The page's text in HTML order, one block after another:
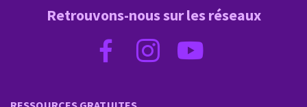
Retrouvons-nous sur les réseaux